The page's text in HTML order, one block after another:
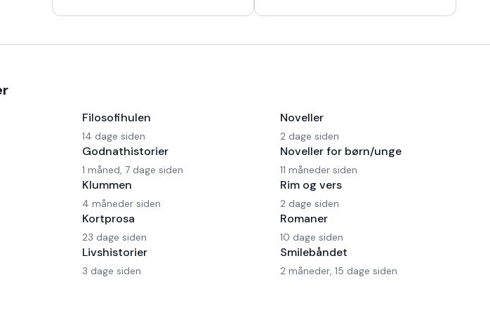
Filosofihulen
14 dage siden
Godnathistorier
1 måned, 7 dage siden
Klummen
4 måneder siden
Kortprosa
23 dage siden
Livshistorier
3 dage siden
Noveller
2 dage siden
Noveller for børn/unge
11 måneder siden
Rim og vers
2 dage siden
Romaner
10 dage siden
Smilebåndet
2 måneder, 15 dage siden